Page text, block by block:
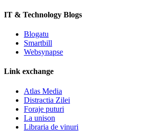
IT & Technology Blogs
Blogatu
Smartbill
Websynapse
Link exchange
Atlas Media
Distractia Zilei
Foraje puturi
La unison
Libraria de vinuri